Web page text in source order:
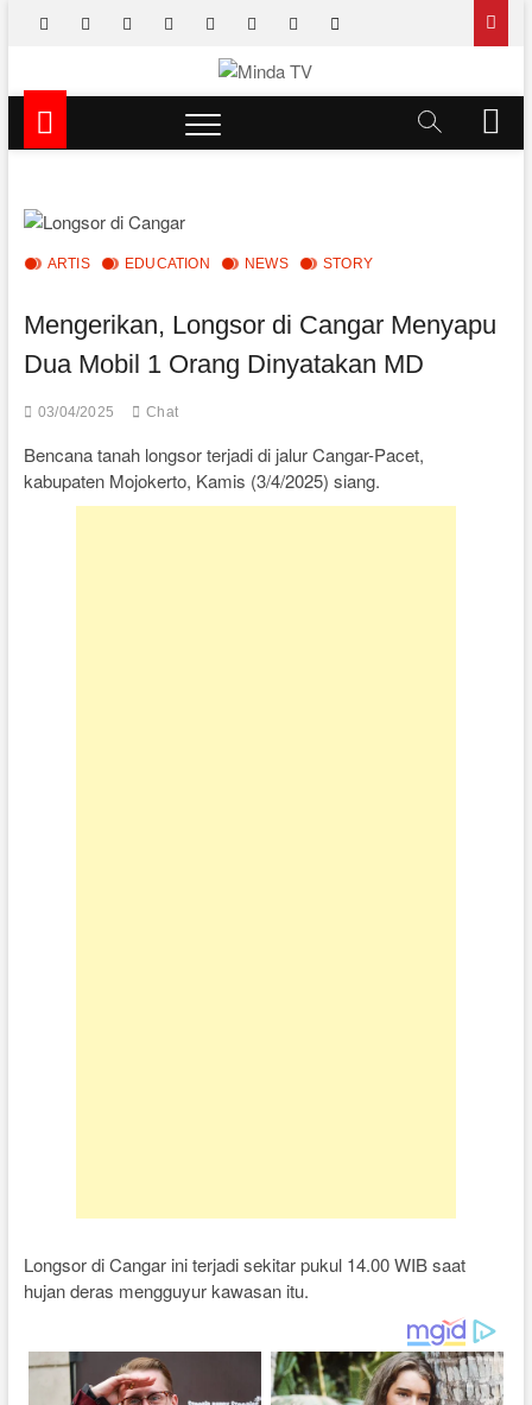
facebookx.com pinterestdribbbleinstagramflickr linkedinthemefreesia
Minda TV
NEWS & EDUTAINMENT
M
e
o
ARTIS EDUCATION NEWS STORY
Mengerikan, Longsor di Cangar Menyapu
Dua Mobil 1 Orang Dinyatakan MD
03/04/2025 Chat
Bencana tanah longsor terjadi di jalur Cangar-Pacet,
kabupaten Mojokerto, Kamis (3/4/2025) siang.
Longsor di Cangar ini terjadi sekitar pukul 14.00 WIB saat
hujan deras mengguyur kawasan itu.